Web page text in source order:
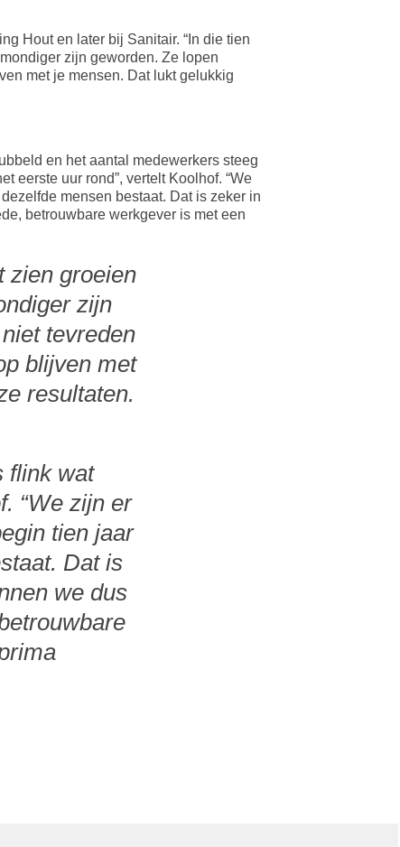
Hout en later bij Sanitair. “In die tien
zijn geworden. Ze lopen
met je mensen. Dat lukt gelukkig
en het aantal medewerkers steeg
eerste uur rond”, vertelt Koolhof. “We
mensen bestaat. Dat is zeker in
betrouwbare werkgever is met een
zien groeien
zijn
tevreden
blijven met
resultaten.
flink wat
“We zijn er
tien jaar
Dat is
we dus